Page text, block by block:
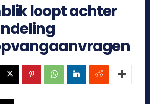
loopt achter